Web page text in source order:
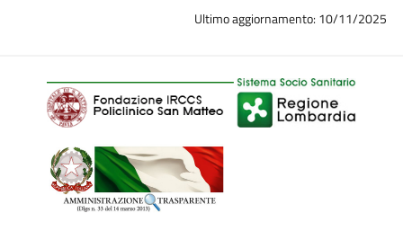
ANPO - Associazione Nazionale Prevenzione
Ultimo aggiornamento: 10/11/2025